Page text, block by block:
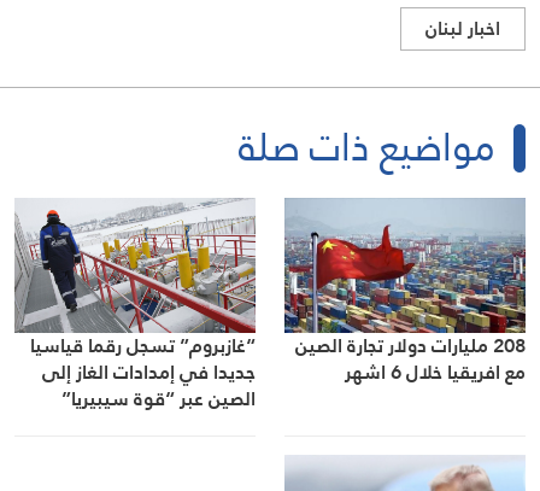
اخبار لبنان
مواضيع ذات صلة
208 مليارات دولار تجارة الصين
مع افريقيا خلال 6 اشهر
“غازبروم” تسجل رقما قياسيا
جديدا في إمدادات الغاز إلى
الصين عبر “قوة سيبيريا”